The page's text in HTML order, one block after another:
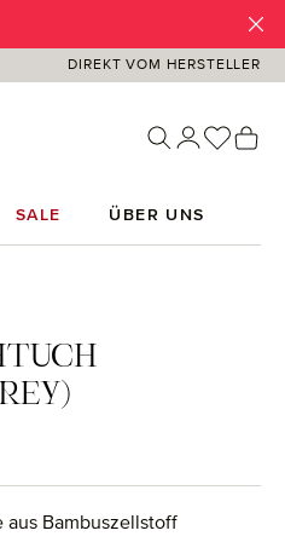
DIREKT VOM HERSTELLER
Du
SALE ÜBER UNS
aus Bambuszellstoff